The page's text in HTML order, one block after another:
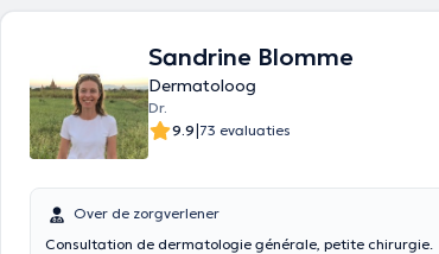
Sandrine Blomme
Dermatoloog
Dr.
9.9|73 evaluaties
Over de zorgverlener
Consultation de dermatologie générale, petite chirurgie.